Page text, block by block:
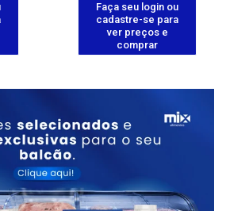
Faça seu login ou
cadastre-se para
ver preços e
comprar